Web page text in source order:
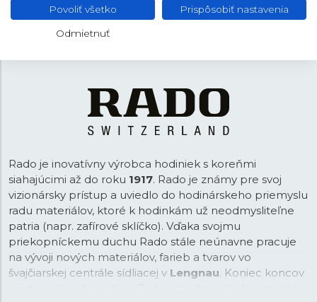
SPONA Motýliková
Rado je inovatívny výrobca hodiniek s koreňmi
siahajúcimi až do roku 1917. Rado je známy pre svoj
vizionársky prístup a uviedlo do hodinárskeho priemyslu
radu materiálov, ktoré k hodinkám už neodmysliteľne
patria (napr. zafírové sklíčko). Vďaka svojmu
priekopníckemu duchu Rado stále neúnavne pracuje
na vývoji nových materiálov, farieb a tvarov vo
švajčiarskej centrále sídliacej v Lengnau. Koniec koncov
Povoliť všetko Prispôsobiť nastavenia
Odmietnuť